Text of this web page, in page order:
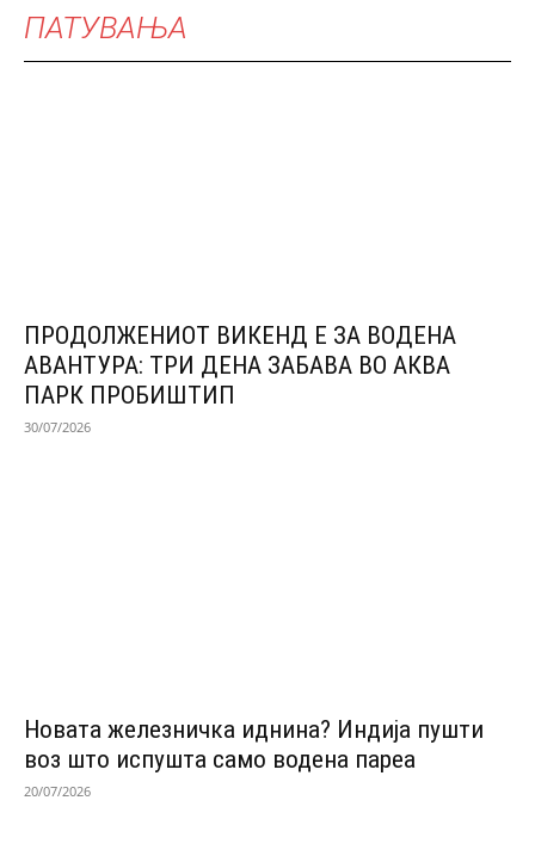
ПАТУВАЊА
ПРОДОЛЖЕНИОТ ВИКЕНД Е ЗА ВОДЕНА
АВАНТУРА: ТРИ ДЕНА ЗАБАВА ВО АКВА
ПАРК ПРОБИШТИП
30/07/2026
Новата железничка иднина? Индија пушти
воз што испушта само водена пареа
20/07/2026